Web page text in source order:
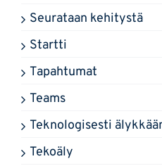
Seurataan kehitystä
Startti
Tapahtumat
Teams
Teknologisesti
Tekoäly